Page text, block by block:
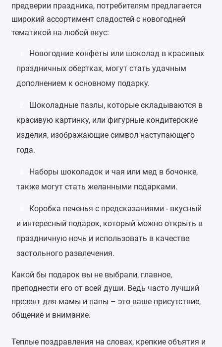
предверии праздника, потребителям предлагается
широкий ассортимент сладостей с новогодней
тематикой на любой вкус:
Новогодние конфеты или шоколад в красивых
праздничных обертках, могут стать удачным
дополнением к основному подарку.
Шоколадные пазлы, которые складываются в
красивую картинку, или фигурные кондитерские
изделия, изображающие символ наступающего
года.
Наборы шоколадок и чая или мед в бочонке,
также могут стать желанными подарками.
Коробка печенья с предсказаниями - вкусный
и интересный подарок, который можно открыть в
праздничную ночь и использовать в качестве
застольного развлечения.
Какой бы подарок вы не выбрали, главное,
преподнести его от всей души. Ведь часто лучший
презент для мамы и папы – это ваше присутствие,
общение и внимание.
Теплые поздравления на словах, крепкие объятия и